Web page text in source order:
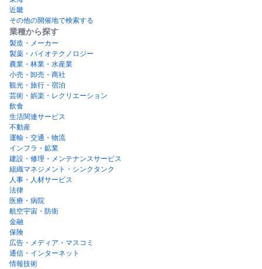
近畿
その他の開催地で検索する
業種から探す
製造・メーカー
製薬・バイオテクノロジー
農業・林業・水産業
小売・卸売・商社
観光・旅行・宿泊
芸術・娯楽・レクリエーション
飲食
生活関連サービス
不動産
運輸・交通・物流
インフラ・鉱業
建設・修理・メンテナンスサービス
組織マネジメント・シンクタンク
人事・人材サービス
法律
医療・病院
航空宇宙・防衛
金融
保険
広告・メディア・マスコミ
通信・インターネット
情報技術